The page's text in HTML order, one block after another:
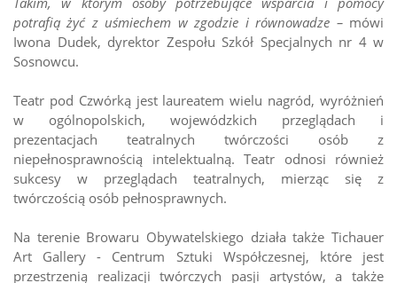
potrafią żyć z uśmiechem w zgodzie i równowadze –mówi
Iwona Dudek, dyrektor Zespołu Szkół Specjalnych nr 4 w
Sosnowcu.
Teatr pod Czwórką jest laureatem wielu nagród, wyróżnień
w ogólnopolskich, wojewódzkich przeglądach i
prezentacjach teatralnych twórczości osób z
niepełnosprawnością intelektualną. Teatr odnosi również
sukcesy w przeglądach teatralnych, mierząc się z
twórczością osób pełnosprawnych.
Na terenie Browaru Obywatelskiego działa także Tichauer
Art Gallery - Centrum Sztuki Współczesnej, które jest
przestrzenią realizacji twórczych pasji artystów, a także